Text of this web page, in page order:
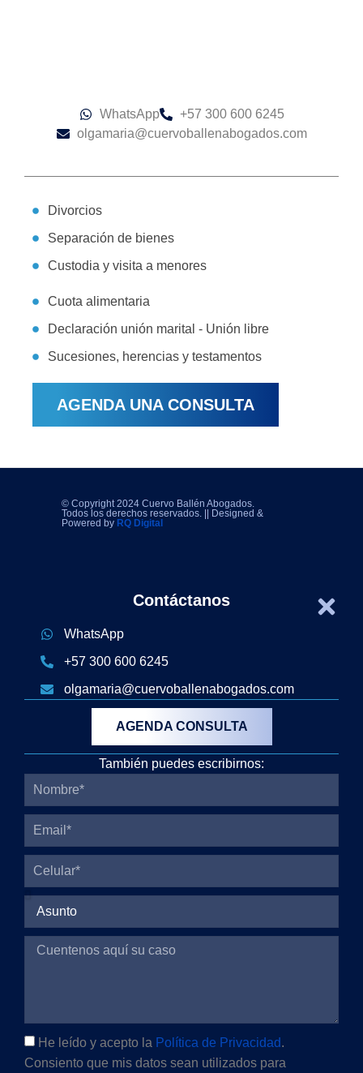
WhatsApp
+57 300 600 6245
olgamaria@cuervoballenabogados.com
Divorcios
Separación de bienes
Custodia y visita a menores
Cuota alimentaria
Declaración unión marital - Unión libre
Sucesiones, herencias y testamentos
AGENDA UNA CONSULTA
© Copyright 2024 Cuervo Ballén Abogados.
Todos los derechos reservados. || Designed &
Powered by RQ Digital
Contáctanos
WhatsApp
+57 300 600 6245
olgamaria@cuervoballenabogados.com
AGENDA CONSULTA
También puedes escribirnos:
He leído y acepto la Política de Privacidad.
Consiento que mis datos sean utilizados para